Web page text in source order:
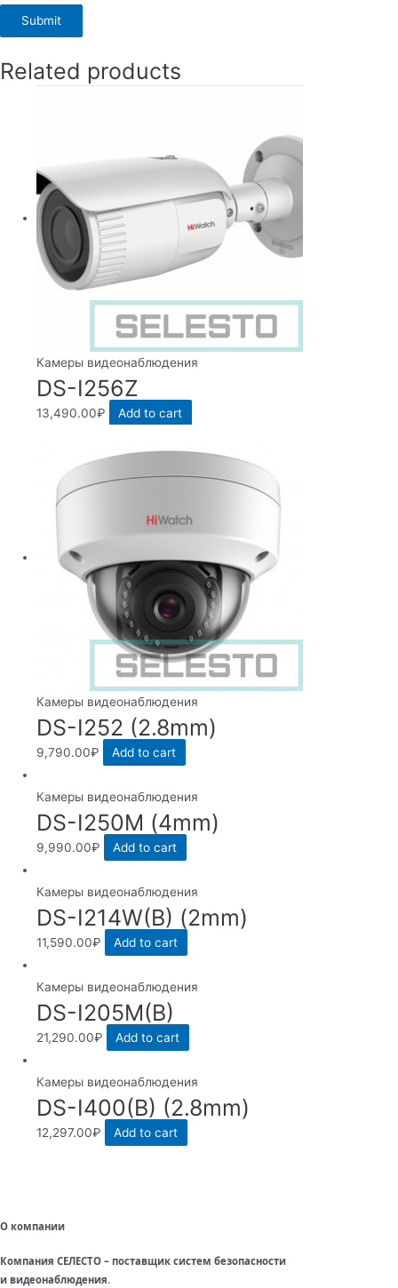
Related products
Камеры видеонаблюдения
DS-I256Z
13,490.00₽ Add to cart
Камеры видеонаблюдения
DS-I252 (2.8mm)
9,790.00₽ Add to cart
Камеры видеонаблюдения
DS-I250M (4mm)
9,990.00₽ Add to cart
Камеры видеонаблюдения
DS-I214W(B) (2mm)
11,590.00₽ Add to cart
Камеры видеонаблюдения
DS-I205M(B)
21,290.00₽ Add to cart
Камеры видеонаблюдения
DS-I400(B) (2.8mm)
12,297.00₽ Add to cart
О компании
Компания СЕЛЕСТО – поставщик систем безопасности
и видеонаблюдения.